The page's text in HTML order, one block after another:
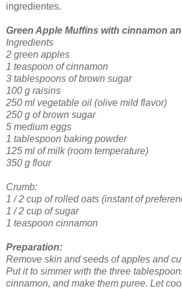
ingredientes.
Green Apple Muffins with cinnamon
Ingredients
2 green apples
1 teaspoon of cinnamon
3 tablespoons of brown sugar
100 g raisins
250 ml vegetable oil (olive mild flavor)
250 g ofbrown sugar
5 medium eggs
1 tablespoon baking powder
125 ml of milk (room temperature)
350 g flour
Crumb:
1 / 2 cup ofrolled oats (instant of
1 / 2 cup of sugar
1 teaspoon cinnamon
Preparation:
Remove skin and seeds ofapples and
Put it to simmer with the three
cinnamon, andmake them puree. Let